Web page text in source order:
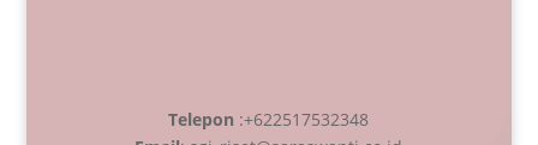
Telepon :+622517532348